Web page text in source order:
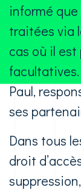
informé
traitées via
cas où il est
Paul,
ses
Dans tous
droit